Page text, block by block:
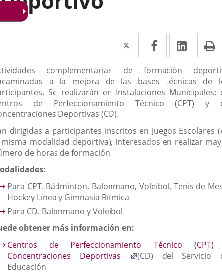
Twitter
Enlace
a
una
aplicación
externa.
Facebook
Enlace
a
una
aplicación
externa.
Enlace
a
una
complementarias de formación
a la mejora de las bases técnicas de
Se realizarán en Instalaciones Municipales:
de Perfeccionamiento Técnico (CPT) y
Deportivas (CD).
dirigidas a participantes inscritos en Juegos Escolares
modalidad deportiva), interesados en realizar
de horas de formación.
Para CPT. Bádminton, Balonmano, Voleibol, Tenis de
Hockey Línea y Gimnasia Rítmica
Para CD. Balonmano y Voleibol
obtener más información en:
Centros de Perfeccionamiento Técnico
Concentraciones Deportivas
Enlace
(CD) del Servicio
Educación